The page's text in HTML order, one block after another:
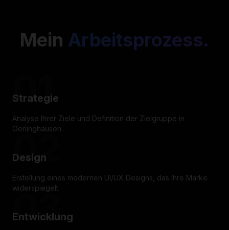
Mein Arbeitsprozess.
01
Strategie
Analyse Ihrer Ziele und Definition der Zielgruppe in
Oerlinghausen.
02
Design
Erstellung eines modernen UI/UX Designs, das Ihre Marke
widerspiegelt.
03
Entwicklung